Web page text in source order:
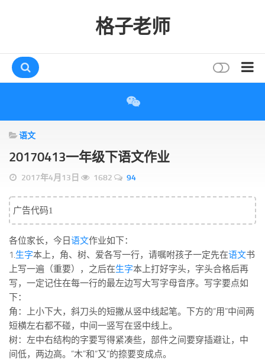
格子老师
互动
评论
打赏
读者
存档
标签
论坛
论坛搜索
页面
关于
语文
20170413一年级下语文作业
2017年4月13日 1682 94
广告代码1
各位家长，今日语文作业如下：
1.生字本上，角、树、爱各写一行，请嘱咐孩子一定先在语文书
上写一遍（重要），之后在生字本上打好字头，字头合格后再
写，一定记住在每一行的最左边写大写字母音序。写字要点如
下：
角：上小下大，斜刀头的短撇从竖中线起笔。下方的“用”中间两
短横左右都不碰，中间一竖写在竖中线上。
树：左中右结构的字要写得紧凑些，部件之间要穿插避让，中
间低，两边高。“木”和“又”的捺要变成点。